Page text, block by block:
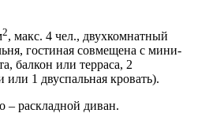
2, макс. 4 чел., двухкомнатный
гостиная совмещена с мини-
балкон или терраса, 2
или 1 двуспальная кровать).
– раскладной диван.